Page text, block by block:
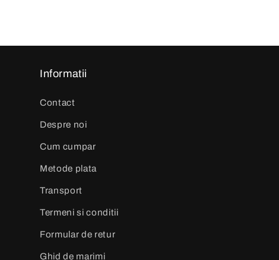
Informatii
Contact
Despre noi
Cum cumpar
Metode plata
Transport
Termeni si conditii
Formular de retur
Ghid de marimi